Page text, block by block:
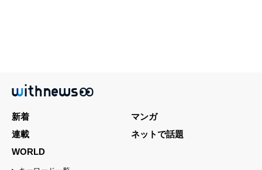
新着
マンガ
連載
ネットで話題
WORLD